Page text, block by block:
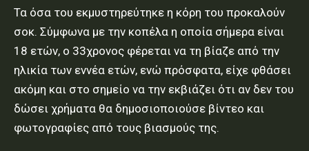
Τα όσα του εκμυστηρεύτηκε η κόρη του προκαλούν
σοκ. Σύμφωνα με την κοπέλα η οποία σήμερα είναι
18 ετών, ο 33χρονος φέρεται να τη βίαζε από την
ηλικία των εννέα ετών, ενώ πρόσφατα, είχε φθάσει
ακόμη και στο σημείο να την εκβιάζει ότι αν δεν του
δώσει χρήματα θα δημοσιοποιούσε βίντεο και
φωτογραφίες από τους βιασμούς της.